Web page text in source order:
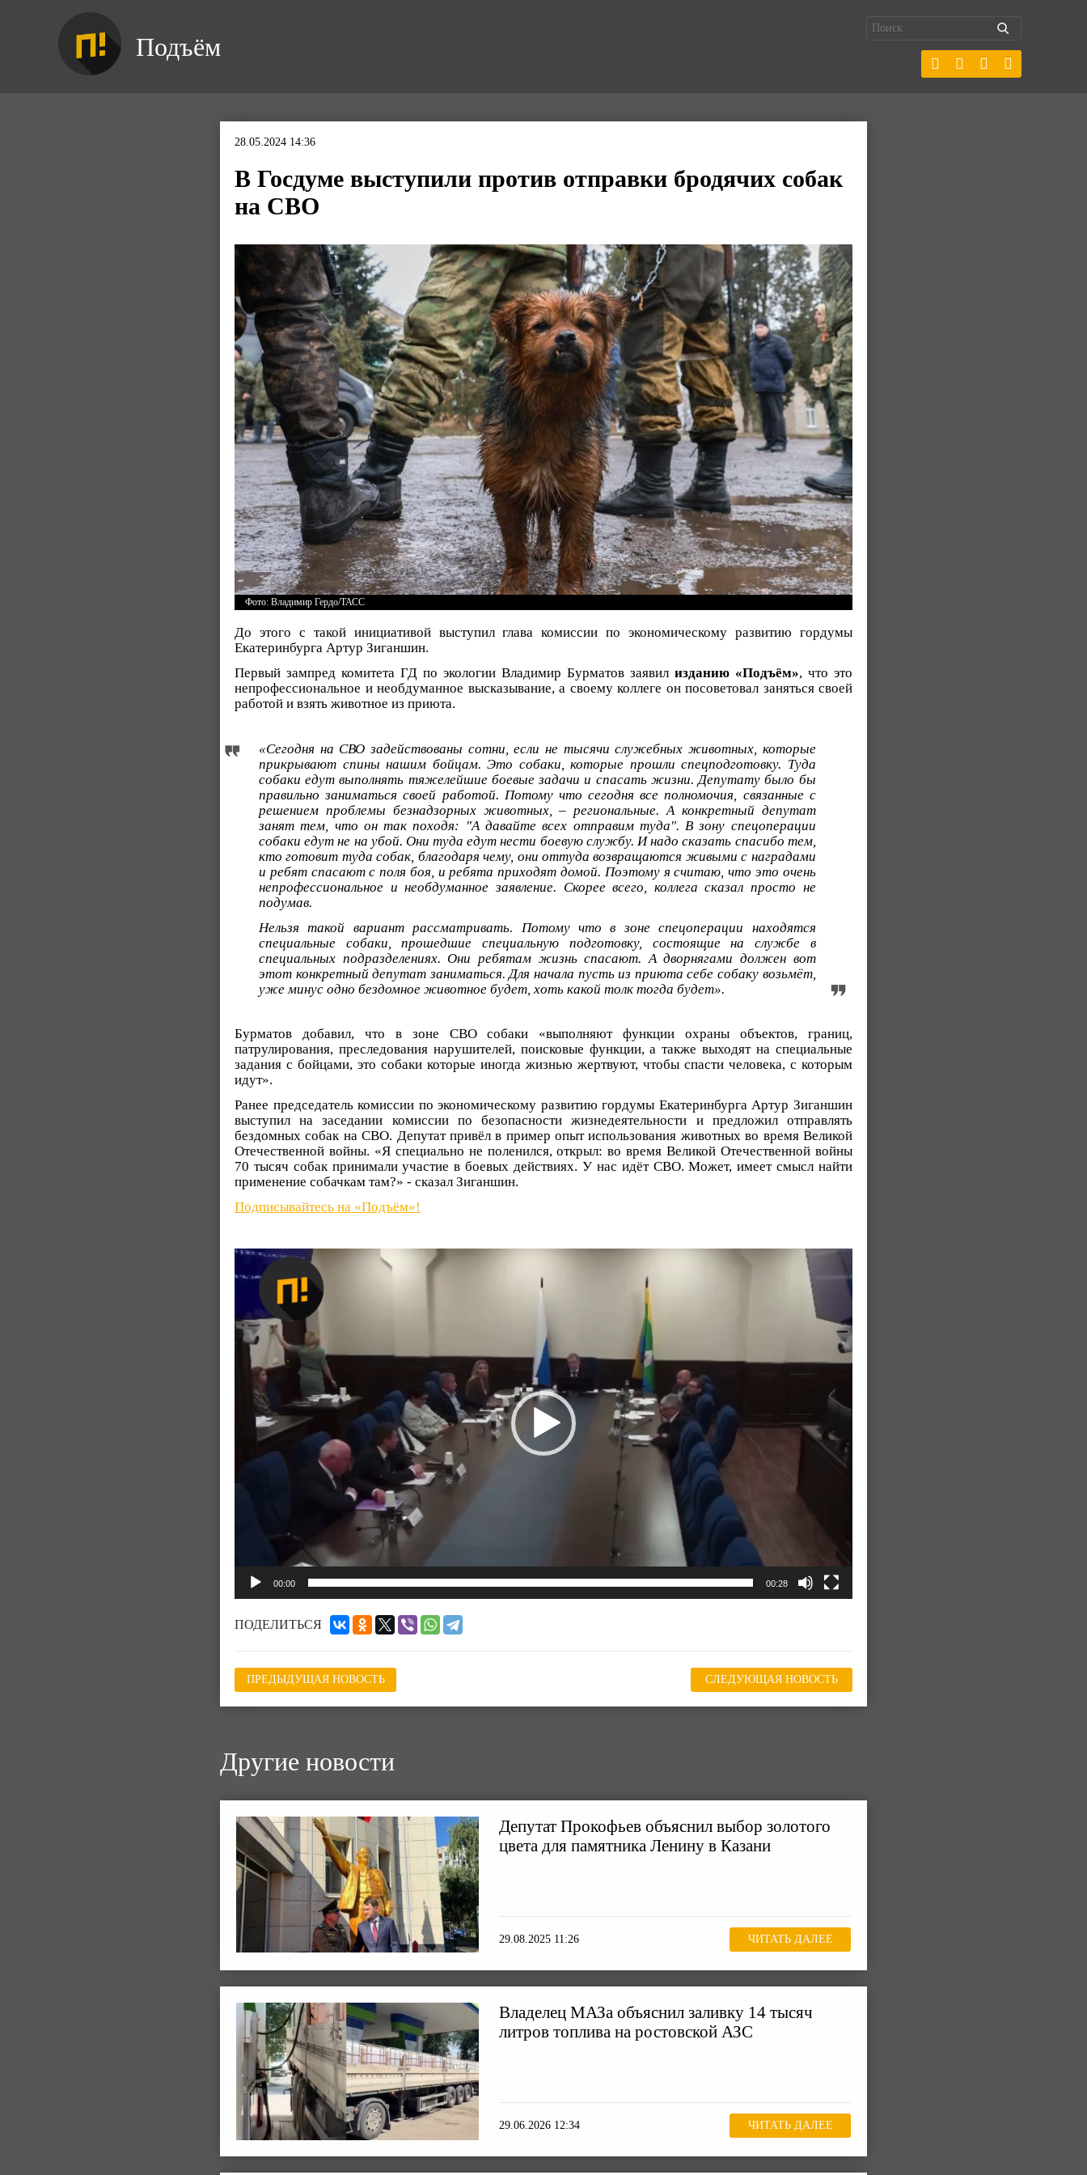
Подъём
28.05.2024 14:36
В Госдуме выступили против отправки бродячих собак
на СВО
Фото: Владимир Гердо/ТАСС
До этого с такой инициативой выступил глава комиссии по экономическому развитию гордумы
Екатеринбурга Артур Зиганшин.
Первый зампред комитета ГД по экологии Владимир Бурматов заявил изданию «Подъём», что это
непрофессиональное и необдуманное высказывание, а своему коллеге он посоветовал заняться своей
работой и взять животное из приюта.
«Сегодня на СВО задействованы сотни, если не тысячи служебных животных, которые
прикрывают спины нашим бойцам. Это собаки, которые прошли спецподготовку. Туда
собаки едут выполнять тяжелейшие боевые задачи и спасать жизни. Депутату было бы
правильно заниматься своей работой. Потому что сегодня все полномочия, связанные с
решением проблемы безнадзорных животных, – региональные. А конкретный депутат
занят тем, что он так походя: "А давайте всех отправим туда". В зону спецоперации
собаки едут не на убой. Они туда едут нести боевую службу. И надо сказать спасибо тем,
кто готовит туда собак, благодаря чему, они оттуда возвращаются живыми с наградами
и ребят спасают с поля боя, и ребята приходят домой. Поэтому я считаю, что это очень
непрофессиональное и необдуманное заявление. Скорее всего, коллега сказал просто не
подумав.
Нельзя такой вариант рассматривать. Потому что в зоне спецоперации находятся
специальные собаки, прошедшие специальную подготовку, состоящие на службе в
специальных подразделениях. Они ребятам жизнь спасают. А дворнягами должен вот
этот конкретный депутат заниматься. Для начала пусть из приюта себе собаку возьмёт,
уже минус одно бездомное животное будет, хоть какой толк тогда будет».
Бурматов добавил, что в зоне СВО собаки «выполняют функции охраны объектов, границ,
патрулирования, преследования нарушителей, поисковые функции, а также выходят на специальные
задания с бойцами, это собаки которые иногда жизнью жертвуют, чтобы спасти человека, с которым
идут».
Ранее председатель комиссии по экономическому развитию гордумы Екатеринбурга Артур Зиганшин
выступил на заседании комиссии по безопасности жизнедеятельности и предложил отправлять
бездомных собак на СВО. Депутат привёл в пример опыт использования животных во время Великой
Отечественной войны. «Я специально не поленился, открыл: во время Великой Отечественной войны
70 тысяч собак принимали участие в боевых действиях. У нас идёт СВО. Может, имеет смысл найти
применение собачкам там?» - сказал Зиганшин.
Подписывайтесь на «Подъём»!
Видеоплеер
00:00 00:28
ПОДЕЛИТЬСЯ
ПРЕДЫДУЩАЯ НОВОСТЬ СЛЕДУЮЩАЯ НОВОСТЬ
Другие новости
Депутат Прокофьев объяснил выбор золотого
цвета для памятника Ленину в Казани
29.08.2025 11:26 ЧИТАТЬ ДАЛЕЕ
Владелец МАЗа объяснил заливку 14 тысяч
литров топлива на ростовской АЗС
29.06.2026 12:34 ЧИТАТЬ ДАЛЕЕ